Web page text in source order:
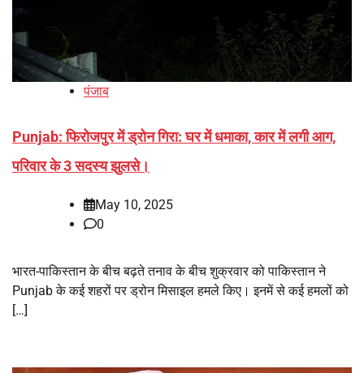
पंजाब
Punjab: फिरोजपुर में ड्रोन गिरा: घर में धमाका, कार में लगी आग,
परिवार के 3 सदस्य झुलसे।
May 10, 2025
0
भारत-पाकिस्तान के बीच बढ़ते तनाव के बीच शुक्रवार को पाकिस्तान ने
Punjab के कई शहरों पर ड्रोन मिसाइल हमले किए। इनमें से कई हमलों को
[…]